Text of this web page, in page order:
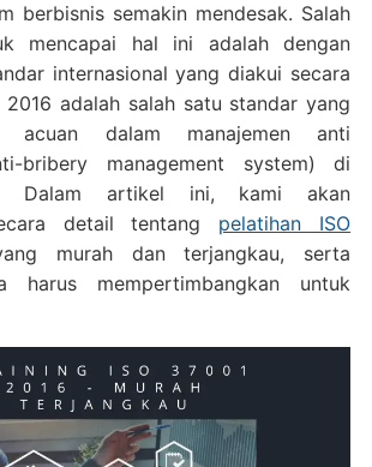
berbisnis semakin mendesak. Salah
mencapai hal ini adalah dengan
internasional yang diakui secara
2016 adalah salah satu standar yang
acuan dalam manajemen anti
bribery management system) di
Dalam artikel ini, kami akan
detail tentang pelatihan ISO
murah dan terjangkau, serta
harus mempertimbangkan untuk